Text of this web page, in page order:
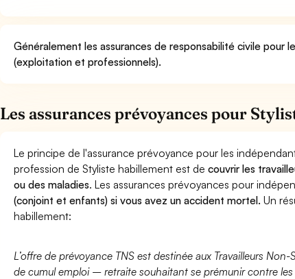
Généralement les assurances de responsabilité civile pour
(exploitation et professionnels).
Les assurances prévoyances pour
Le principe de l'assurance prévoyance pour les
profession de Styliste habillement est decouvrir les
ou des maladies. Les assurances prévoyances pour
(conjoint et enfants) si vous avez un accident mortel. Un
habillement:
L’offre de prévoyance TNS est destinée aux Travailleurs
de cumul emploi – retraite souhaitant se prémunir contre